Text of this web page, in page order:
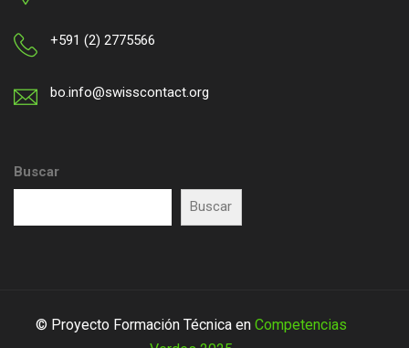
+591 (2) 2775566
bo.info@swisscontact.org
Buscar
Buscar
© Proyecto Formación Técnica en Competencias